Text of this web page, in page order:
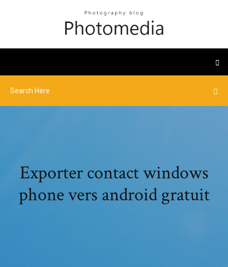
Exporter contact windows
phone vers android gratuit